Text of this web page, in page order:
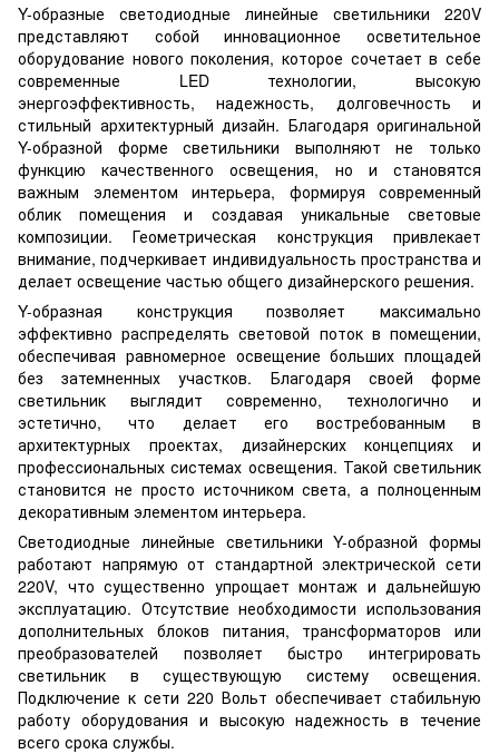
Y-образные светодиодные линейные светильники 220V
представляют собой инновационное осветительное
оборудование нового поколения, которое сочетает в себе
современные LED технологии, высокую
энергоэффективность, надежность, долговечность и
стильный архитектурный дизайн. Благодаря оригинальной
Y-образной форме светильники выполняют не только
функцию качественного освещения, но и становятся
важным элементом интерьера, формируя современный
облик помещения и создавая уникальные световые
композиции. Геометрическая конструкция привлекает
внимание, подчеркивает индивидуальность пространства и
делает освещение частью общего дизайнерского решения.
Y-образная конструкция позволяет максимально
эффективно распределять световой поток в помещении,
обеспечивая равномерное освещение больших площадей
без затемненных участков. Благодаря своей форме
светильник выглядит современно, технологично и
эстетично, что делает его востребованным в
архитектурных проектах, дизайнерских концепциях и
профессиональных системах освещения. Такой светильник
становится не просто источником света, а полноценным
декоративным элементом интерьера.
Светодиодные линейные светильники Y-образной формы
работают напрямую от стандартной электрической сети
220V, что существенно упрощает монтаж и дальнейшую
эксплуатацию. Отсутствие необходимости использования
дополнительных блоков питания, трансформаторов или
преобразователей позволяет быстро интегрировать
светильник в существующую систему освещения.
Подключение к сети 220 Вольт обеспечивает стабильную
работу оборудования и высокую надежность в течение
всего срока службы.